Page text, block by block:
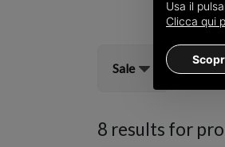
Sale
8 results for
Usa il
Clicca qui